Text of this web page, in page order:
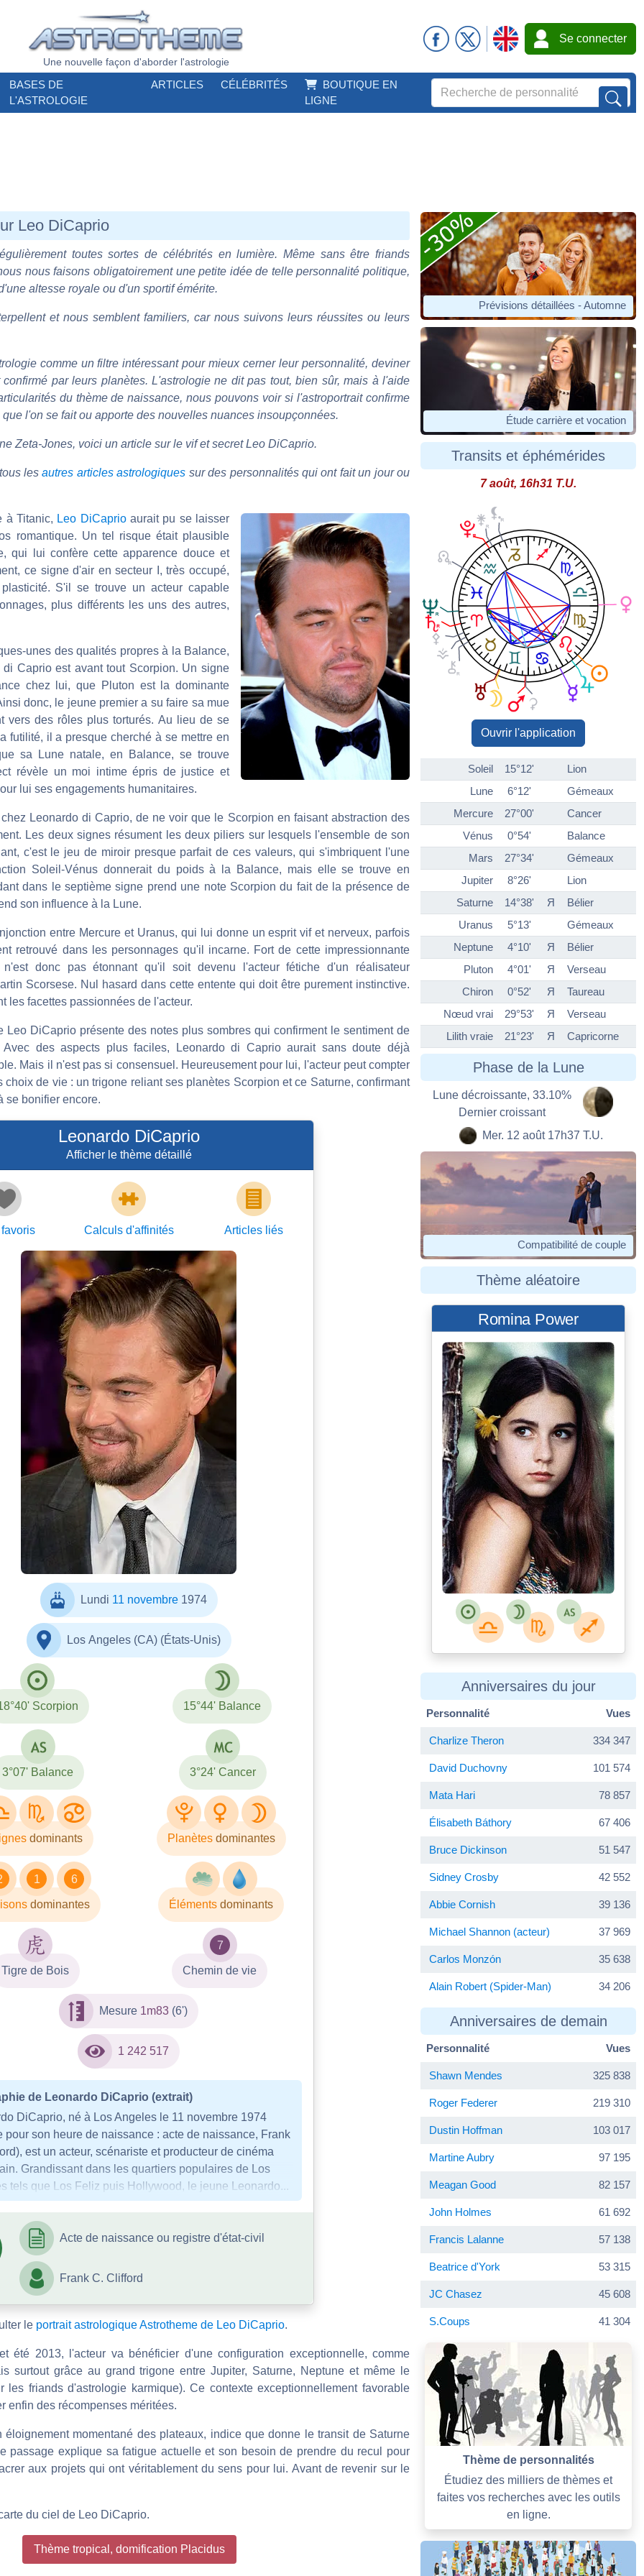
Une nouvelle façon d'aborder l'astrologie
Se connecter
BASES DE
L'ASTROLOGIE
ARTICLES CÉLÉBRITÉS
BOUTIQUE EN
LIGNE
Leo DiCaprio
toutes sortes de célébrités en lumière. Même sans être friands
nous faisons obligatoirement une petite idée de telle personnalité politique,
altesse royale ou d'un sportif émérite.
et nous semblent familiers, car nous suivons leurs réussites ou leurs
comme un filtre intéressant pour mieux cerner leur personnalité, deviner
par leurs planètes. L'astrologie ne dit pas tout, bien sûr, mais à l'aide
du thème de naissance, nous pouvons voir si l'astroportrait confirme
l'on se fait ou apporte des nouvelles nuances insoupçonnées.
Zeta-Jones, voici un article sur le vif et secret Leo DiCaprio.
lesautres articles astrologiques sur des personnalités qui ont fait un jour ou
à Titanic, Leo DiCaprioaurait pu se laisser
romantique. Un tel risque était plausible
qui lui confère cette apparence douce et
ce signe d'air en secteur I, très occupé,
S'il se trouve un acteur capable
plus différents les uns des autres,
unes des qualités propres à la Balance,
Caprio est avant tout Scorpion. Un signe
chez lui, que Pluton est la dominante
donc, le jeune premier a su faire sa mue
des rôles plus torturés. Au lieu de se
futilité, il a presque cherché à se mettre en
sa Lune natale, en Balance, se trouve
révèle un moi intime épris de justice et
lui ses engagements humanitaires.
Leonardo di Caprio, de ne voir que le Scorpion en faisant abstraction des
Les deux signes résument les deux piliers sur lesquels l'ensemble de son
c'est le jeu de miroir presque parfait de ces valeurs, qui s'imbriquent l'une
Soleil-Vénus donnerait du poids à la Balance, mais elle se trouve en
dans le septième signe prend une note Scorpion du fait de la présence de
son influence à la Lune.
entre Mercure et Uranus, qui lui donne un esprit vif et nerveux, parfois
retrouvé dans les personnages qu'il incarne. Fort de cette impressionnante
donc pas étonnant qu'il soit devenu l'acteur fétiche d'un réalisateur
Scorsese. Nul hasard dans cette entente qui doit être purement instinctive.
les facettes passionnées de l'acteur.
Leo DiCaprio présente des notes plus sombres qui confirment le sentiment de
des aspects plus faciles, Leonardo di Caprio aurait sans doute déjà
Mais il n'est pas si consensuel. Heureusement pour lui, l'acteur peut compter
choix de vie : un trigone reliant ses planètes Scorpion et ce Saturne, confirmant
se bonifier encore.
Leonardo DiCaprio
Afficher le thème détaillé
favoris Calculs d'affinités Articles liés
Lundi 11 novembre1974
Los Angeles (CA) (États-Unis)
Scorpion 15°44' Balance
3°07' Balance 3°24' Cancer
dominants Planètes dominantes
1 6
dominantes Élémentsdominants
Tigre de Bois
7
Chemin de vie
Mesure 1m83 (6')
1 242 517
de Leonardo DiCaprio (extrait)
DiCaprio, né à Los Angeles le 11 novembre 1974
pour son heure de naissance : acte de naissance, Frank
est un acteur, scénariste et producteur de cinéma
Grandissant dans les quartiers populaires de Los
tels que Los Feliz puis Hollywood, le jeune Leonardo...
Acte de naissance ou registre d'état-civil
Frank C. Clifford
le portrait astrologique Astrotheme de Leo DiCaprio.
été 2013, l'acteur va bénéficier d'une configuration exceptionnelle, comme
surtout grâce au grand trigone entre Jupiter, Saturne, Neptune et même le
friands d'astrologie karmique). Ce contexte exceptionnellement favorable
enfin des récompenses méritées.
momentané des plateaux, indice que donne le transit de Saturne
passage explique sa fatigue actuelle et son besoin de prendre du recul pour
aux projets qui ont véritablement du sens pour lui. Avant de revenir sur le
du ciel de Leo DiCaprio.
Thème tropical, domification Placidus
Prévisions détaillées - Automne
Étude carrière et vocation
Transits et éphémérides
7 août, 16h31 T.U.
Ouvrir l'application
Soleil 15°12'
Lion
Lune
6°12'
Gémeaux
Mercure
27°00'
Cancer
Vénus
0°54'
Balance
Mars
27°34'
Gémeaux
Jupiter
8°26'
Lion
Saturne
14°38' Я
Bélier
Uranus
5°13'
Gémeaux
Neptune
4°10' Я
Bélier
Pluton
4°01' Я
Verseau
Chiron
0°52' Я
Taureau
Nœud vrai
29°53' Я
Verseau
Lilith vraie
21°23' Я Capricorne
Phase de la Lune
Lune décroissante, 33.10%
Dernier croissant
Mer. 12 août 17h37 T.U.
Compatibilité de couple
Thème aléatoire
Romina Power
Anniversaires du jour
Personnalité Vues
Charlize Theron 334 347
David Duchovny 101 574
Mata Hari 78 857
Élisabeth Báthory 67 406
Bruce Dickinson 51 547
Sidney Crosby 42 552
Abbie Cornish 39 136
Michael Shannon (acteur) 37 969
Carlos Monzón 35 638
Alain Robert (Spider-Man) 34 206
Anniversaires de demain
Personnalité Vues
Shawn Mendes 325 838
Roger Federer 219 310
Dustin Hoffman 103 017
Martine Aubry 97 195
Meagan Good 82 157
John Holmes 61 692
Francis Lalanne 57 138
Beatrice d'York 53 315
JC Chasez 45 608
S.Coups 41 304
Thème de personnalités
Étudiez des milliers de thèmes et
faites vos recherches avec les outils
en ligne.